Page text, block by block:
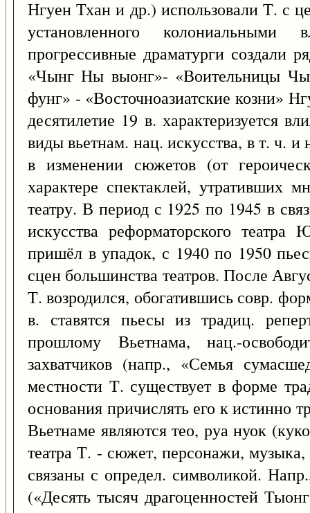
Нгуен Тхан и др.) использовали Т. с
установленного
прогрессивные драматурги создали
«Чынг Ны выонг»- «Воительницы
фунг» - «Восточноазиатские козни»
десятилетие 19 в. характеризуется
виды вьетнам. нац. искусства, в т. ч. и
в изменении сюжетов (от
характере спектаклей, утративших
театру. В период с 1925 по 1945 в
искусства реформаторского
пришёл в упадок, с 1940 по 1950
сцен большинства театров. После
Т. возродился, обогатившись совр.
в. ставятся пьесы из традиц.
прошлому Вьетнама, нац.-
захватчиков (напр., «Семья
местности Т. существует в форме
основания причислять его к истинно
Вьетнаме являются тео, руа нуок
театра Т. - сюжет, персонажи,
связаны с определ. символикой.
(«Десять тысяч драгоценностей